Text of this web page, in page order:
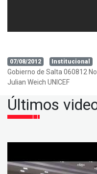
07/08/2012 Institucional
Gobierno de Salta 060812
Julian Weich UNICEF
Últimos